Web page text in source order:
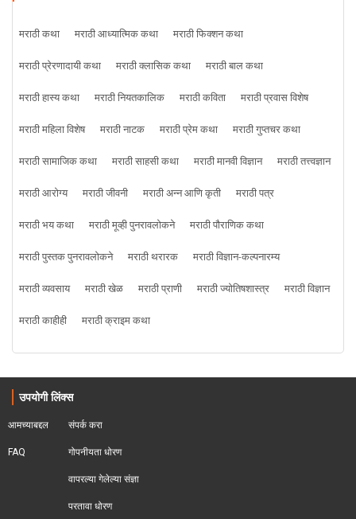
मराठी कथा मराठी आध्यात्मिक कथा
मराठी फिक्शन कथा
मराठी प्रेरणादायी कथा
मराठी क्लासिक कथा
मराठी बाल कथा
मराठी हास्य कथा
मराठी नियतकालिक मराठी कविता
मराठी प्रवास विशेष
मराठी महिला विशेष
मराठी नाटक मराठी प्रेम कथा
मराठी गुप्तचर कथा
मराठी सामाजिक कथा
मराठी साहसी कथा मराठी मानवी विज्ञान
मराठी तत्त्वज्ञान
मराठी आरोग्य
मराठी जीवनी मराठी अन्न आणि कृती
मराठी पत्र
मराठी भय कथा
मराठी मूव्ही पुनरावलोकने
मराठी पौराणिक कथा
मराठी पुस्तक पुनरावलोकने
मराठी थरारक
मराठी विज्ञान-कल्पनारम्य
मराठी व्यवसाय
मराठी खेळ मराठी प्राणी मराठी ज्योतिषशास्त्र
मराठी विज्ञान
मराठी काहीही
मराठी क्राइम कथा
उपयोगी लिंक्स
आमच्याबद्दल
FAQ
संपर्क करा
गोपनीयता धोरण
वापरल्या गेलेल्या संज्ञा
परतावा धोरण